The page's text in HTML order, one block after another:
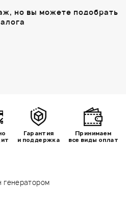
генератором
но вы можете подобрать
Гарантия
и поддержка
Принимаем
все виды оплат